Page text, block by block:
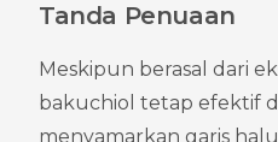
Tanda Penuaan
Meskipun berasal dari
bakuchiol tetap efektif
menyamarkan garis